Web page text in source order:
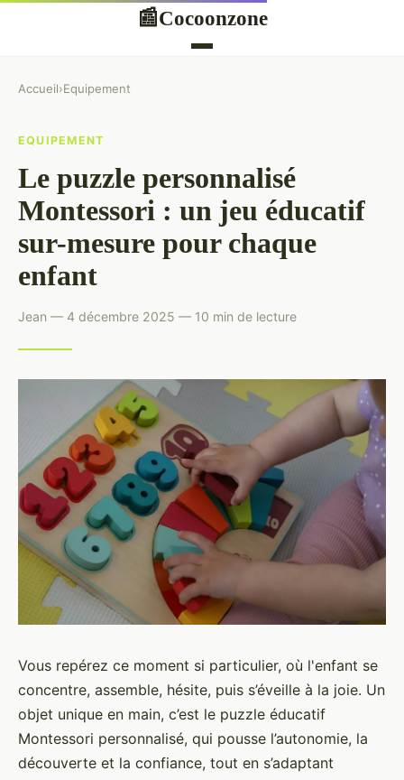
📰Cocoonzone
Accueil›Equipement
EQUIPEMENT
Le puzzle personnalisé
Montessori : un jeu éducatif
sur-mesure pour chaque
enfant
Jean — 4 décembre 2025 — 10 min de lecture
Vous repérez ce moment si particulier, où l'enfant se
concentre, assemble, hésite, puis s’éveille à la joie. Un
objet unique en main, c’est le puzzle éducatif
Montessori personnalisé, qui pousse l’autonomie, la
découverte et la confiance, tout en s’adaptant